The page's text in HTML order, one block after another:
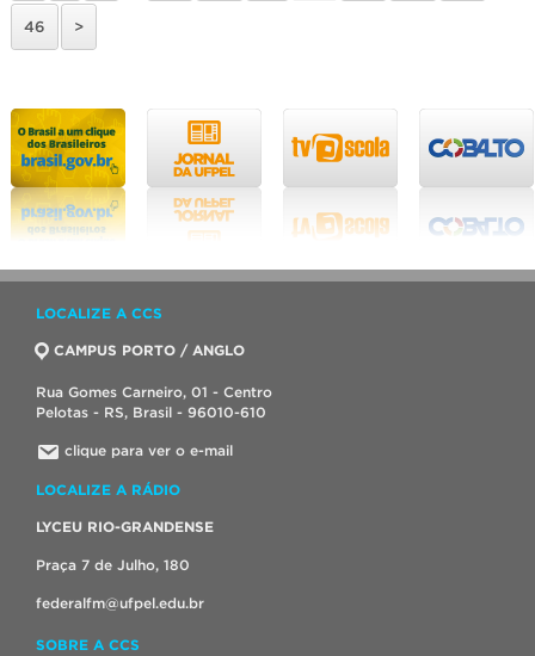
46 >
LOCALIZE A CCS
CAMPUS PORTO / ANGLO
Rua Gomes Carneiro, 01 - Centro
Pelotas - RS, Brasil - 96010-610
clique para ver o e-mail
LOCALIZE A RÁDIO
LYCEU RIO-GRANDENSE
Praça 7 de Julho, 180
federalfm@ufpel.edu.br
SOBRE A CCS